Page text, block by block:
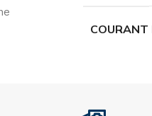
COURANT